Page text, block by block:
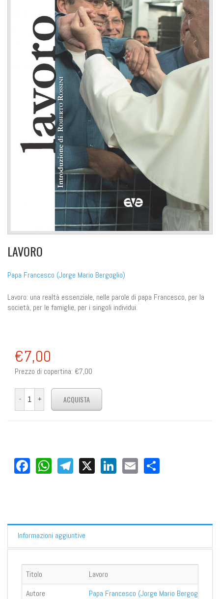
LAVORO
Papa Francesco (Jorge Mario Bergoglio)
Lavoro: una realtà essenziale, nelle parole di papa Francesco, per la
società, per le famiglie, per i singoli individui.
€7,00
Prezzo di copertina: €7,00
Facebook
WhatsApp
Telegram
X LinkedIn
Email
Informazioni aggiuntive
Titolo
Lavoro
Autore
Papa Francesco (Jorge Mario Bergoglio)